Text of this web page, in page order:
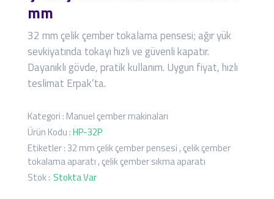
mm
32 mm çelik çember tokalama pensesi; ağır yük
sevkiyatında tokayı hızlı ve güvenli kapatır.
Dayanıklı gövde, pratik kullanım. Uygun fiyat, hızlı
teslimat Erpak’ta.
Kategori : Manuel çember makinaları
Ürün Kodu :HP-32P
Etiketler :32 mm çelik çember pensesi,çelik çember
tokalama aparatı,çelik çember sıkma aparatı
Stok : Stokta Var